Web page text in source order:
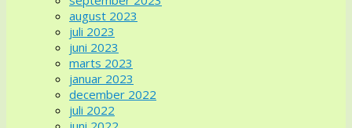
august 2023
juli 2023
juni 2023
marts 2023
januar 2023
december 2022
juli 2022